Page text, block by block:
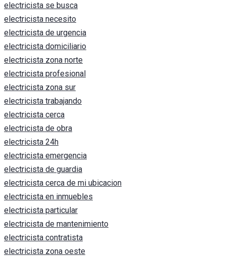
electricista se busca
electricista necesito
electricista de urgencia
electricista domiciliario
electricista zona norte
electricista profesional
electricista zona sur
electricista trabajando
electricista cerca
electricista de obra
electricista 24h
electricista emergencia
electricista de guardia
electricista cerca de mi ubicacion
electricista en inmuebles
electricista particular
electricista de mantenimiento
electricista contratista
electricista zona oeste